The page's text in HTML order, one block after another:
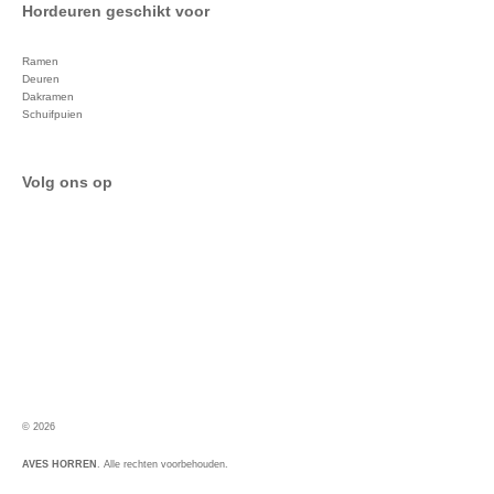
Hordeuren geschikt voor
Ramen
Deuren
Dakramen
Schuifpuien
Volg ons op
© 2026
AVES HORREN . Alle rechten voorbehouden.